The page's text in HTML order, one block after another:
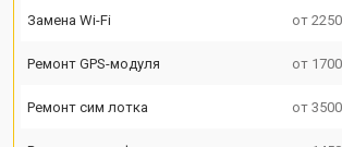
Замена Wi-Fi от
Ремонт GPS-модуля от
Ремонт сим лотка от